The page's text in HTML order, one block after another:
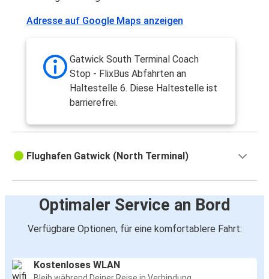
Adresse auf Google Maps anzeigen
Gatwick South Terminal Coach
Stop - FlixBus Abfahrten an
Haltestelle 6. Diese Haltestelle ist
barrierefrei.
Flughafen Gatwick (North Terminal)
Optimaler Service an Bord
Verfügbare Optionen, für eine komfortablere Fahrt:
Kostenloses WLAN